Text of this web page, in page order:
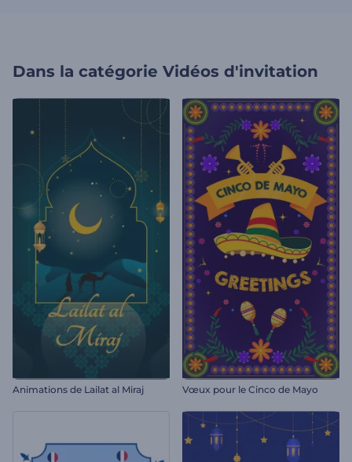
Dans la catégorie Vidéos d'invitation
Animations de Lailat al Miraj Vœux pour le Cinco de Mayo